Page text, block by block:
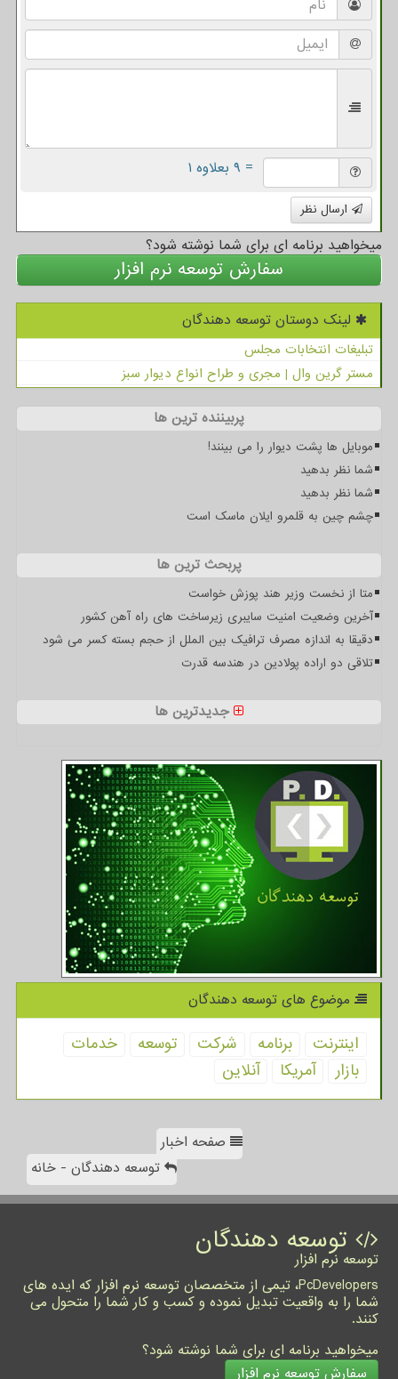
= ۹ بعلاوه ۱
ارسال نظر
میخواهید برنامه ای برای شما نوشته شود؟
سفارش توسعه نرم افزار
لینک دوستان توسعه دهندگان
تبلیغات انتخابات مجلس
مستر گرین وال | مجری و طراح انواع دیوار سبز
پربیننده ترین ها
موبایل ها پشت دیوار را می بینند!
شما نظر بدهید
شما نظر بدهید
چشم چین به قلمرو ایلان ماسک است
پربحث ترین ها
متا از نخست وزیر هند پوزش خواست
آخرین وضعیت امنیت سایبری زیرساخت های راه آهن کشور
دقیقا به اندازه مصرف ترافیک بین الملل از حجم بسته کسر می شود
تلاقی دو اراده پولادین در هندسه قدرت
جدیدترین ها
موضوع های توسعه دهندگان
اینترنت برنامه شركت توسعه
خدمات
بازار
آمریكا آنلاین
صفحه اخبار
توسعه دهندگان - خانه
توسعه دهندگان
توسعه نرم افزار
PcDevelopers، تیمی از متخصصان توسعه نرم افزار که ایده های
شما را به واقعیت تبدیل نموده و کسب و کار شما را متحول می
کنند.
میخواهید برنامه ای برای شما نوشته شود؟
سفارش توسعه نرم افزار